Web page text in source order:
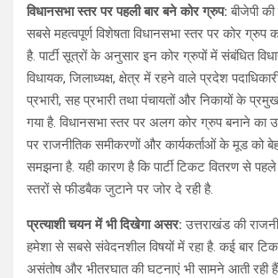
विधानसभा स्तर पर पहली बार बने कोर ग्रुप: बीजेपी
सबसे महत्वपूर्ण विशेषता विधानसभा स्तर पर कोर ग्रुप
है. पार्टी सूत्रों के अनुसार इन कोर ग्रुपों में संबंधित
विधायक, जिलाध्यक्ष, क्षेत्र में रहने वाले प्रदेश
प्रभारी, सह प्रभारी तथा पंचायतों और निकायों के
गया है. विधानसभा स्तर पर अलग कोर ग्रुप बनाने का
पर राजनीतिक समीकरणों और कार्यकर्ताओं के मूड को
समझना है. यही कारण है कि पार्टी टिकट वितरण से
स्तरों से फीडबैक जुटाने पर जोर दे रही है.
प्रत्याशी चयन में भी दिखेगा असर: उत्तराखंड की
हमेशा से सबसे संवेदनशील विषयों में रहा है. कई बार
असंतोष और भीतरघात की घटनाएं भी सामने आती रही